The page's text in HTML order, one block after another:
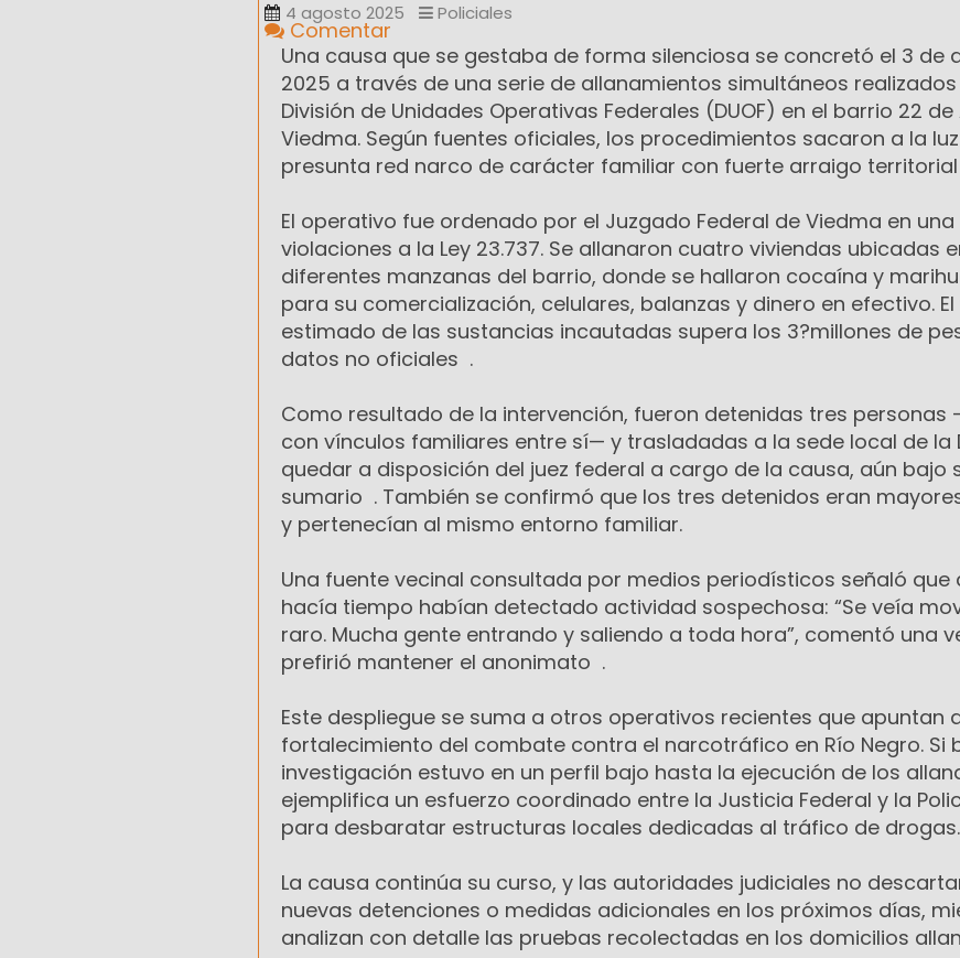
4 agosto 2025 Policiales
Comentar
Una causa que se gestaba de forma silenciosa se concretó el 3 de
2025 a través de una serie de allanamientos simultáneos
División de Unidades Operativas Federales (DUOF) en el barrio 22 de
Viedma. Según fuentes oficiales, los procedimientos sacaron a la
presunta red narco de carácter familiar con fuerte arraigo
El operativo fue ordenado por el Juzgado Federal de Viedma en
violaciones a la Ley 23.737. Se allanaron cuatro viviendas ubicadas
diferentes manzanas del barrio, donde se hallaron cocaína y
para su comercialización, celulares, balanzas y dinero en efectivo.
estimado de las sustancias incautadas supera los 3?millones de
datos no oficiales .
Como resultado de la intervención, fueron detenidas tres personas
con vínculos familiares entre sí— y trasladadas a la sede local de la
quedar a disposición del juez federal a cargo de la causa, aún bajo
sumario . También se confirmó que los tres detenidos eran
y pertenecían al mismo entorno familiar.
Una fuente vecinal consultada por medios periodísticos señaló que
hacía tiempo habían detectado actividad sospechosa: “Se veía
raro. Mucha gente entrando y saliendo a toda hora”, comentó una
prefirió mantener el anonimato .
Este despliegue se suma a otros operativos recientes que apuntan
fortalecimiento del combate contra el narcotráfico en Río Negro. Si
investigación estuvo en un perfil bajo hasta la ejecución de los
ejemplifica un esfuerzo coordinado entre la Justicia Federal y la
para desbaratar estructuras locales dedicadas al tráfico de drogas.
La causa continúa su curso, y las autoridades judiciales no
nuevas detenciones o medidas adicionales en los próximos días,
analizan con detalle las pruebas recolectadas en los domicilios